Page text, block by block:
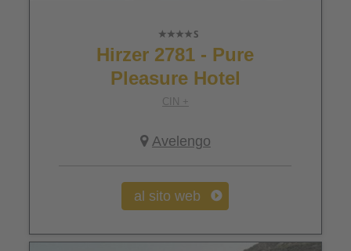
Hirzer 2781 - Pure
Pleasure Hotel
CIN +
Avelengo
al sito web